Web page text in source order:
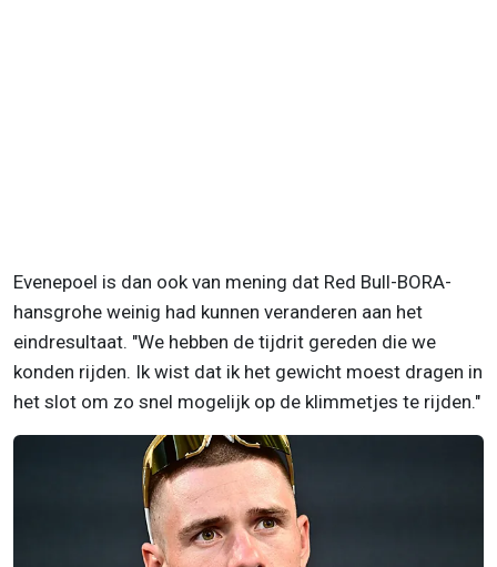
Evenepoel is dan ook van mening dat Red Bull-BORA-
hansgrohe weinig had kunnen veranderen aan het
eindresultaat. "We hebben de tijdrit gereden die we
konden rijden. Ik wist dat ik het gewicht moest dragen in
het slot om zo snel mogelijk op de klimmetjes te rijden."